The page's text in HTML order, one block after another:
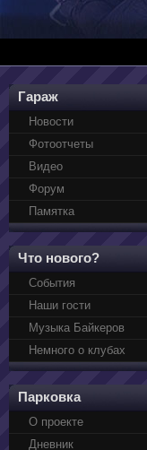
Гараж
Новости
Фотоотчеты
Видео
Форум
Памятка
Что нового?
События
Наши гости
Музыка Байкеров
Немного о клубах
Парковка
О проекте
Дневник